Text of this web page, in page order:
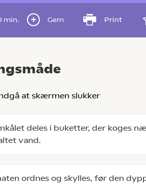
min. Gem Print
at skærmen slukker
deles i buketter, der koges
vand.
ordnes og skylles, før den